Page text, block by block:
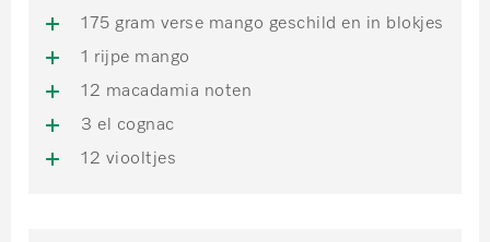
175 gram verse mango geschild en in blokjes
1 rijpe mango
12 macadamia noten
3 el cognac
12 viooltjes